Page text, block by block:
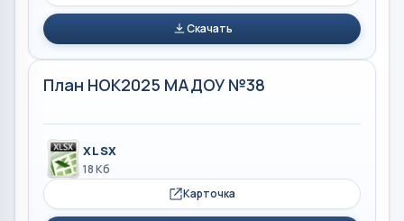
Скачать
План НОК2025 МАДОУ №38
XLSX
18 Кб
Карточка